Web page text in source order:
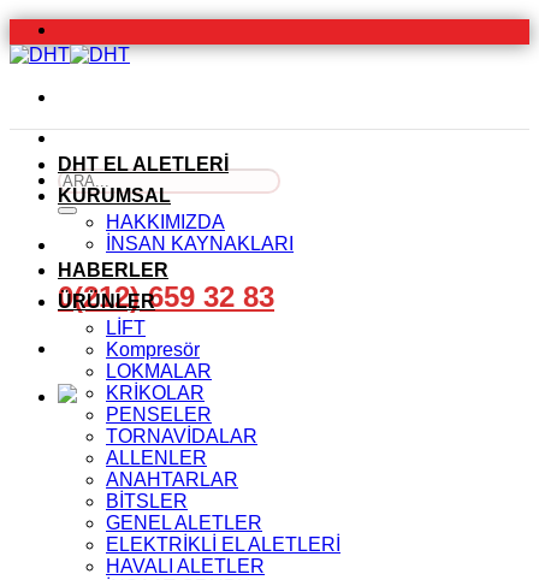
İçeriğe
atla
Ara:
0(212) 659 32 83
DHT EL ALETLERİ
KURUMSAL
HAKKIMIZDA
İNSAN KAYNAKLARI
HABERLER
ÜRÜNLER
LİFT
Kompresör
LOKMALAR
KRİKOLAR
PENSELER
TORNAVİDALAR
ALLENLER
ANAHTARLAR
BİTSLER
GENEL ALETLER
ELEKTRİKLİ EL ALETLERİ
HAVALI ALETLER